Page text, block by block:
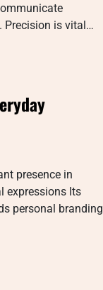
Precision is vital…
presence in
expressions Its
personal branding